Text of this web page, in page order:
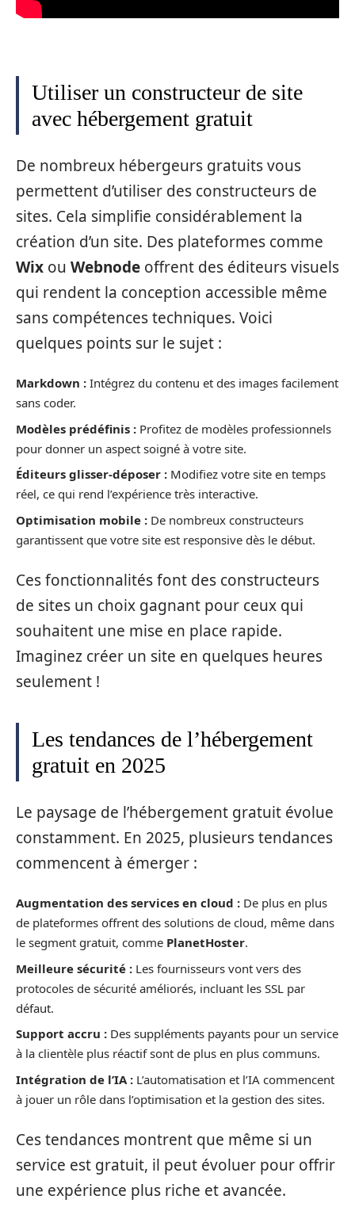
Utiliser un constructeur de site
avec hébergement gratuit
De nombreux hébergeurs gratuits vous
permettent d’utiliser des constructeurs de
sites. Cela simplifie considérablement la
création d’un site. Des plateformes comme
Wix ou Webnode offrent des éditeurs visuels
qui rendent la conception accessible même
sans compétences techniques. Voici
quelques points sur le sujet :
Markdown : Intégrez du contenu et des images facilement
sans coder.
Modèles prédéfinis : Profitez de modèles professionnels
pour donner un aspect soigné à votre site.
Éditeurs glisser-déposer : Modifiez votre site en temps
réel, ce qui rend l’expérience très interactive.
Optimisation mobile : De nombreux constructeurs
garantissent que votre site est responsive dès le début.
Ces fonctionnalités font des constructeurs
de sites un choix gagnant pour ceux qui
souhaitent une mise en place rapide.
Imaginez créer un site en quelques heures
seulement !
Les tendances de l’hébergement
gratuit en 2025
Le paysage de l’hébergement gratuit évolue
constamment. En 2025, plusieurs tendances
commencent à émerger :
Augmentation des services en cloud : De plus en plus
de plateformes offrent des solutions de cloud, même dans
le segment gratuit, comme PlanetHoster.
Meilleure sécurité : Les fournisseurs vont vers des
protocoles de sécurité améliorés, incluant les SSL par
défaut.
Support accru : Des suppléments payants pour un service
à la clientèle plus réactif sont de plus en plus communs.
Intégration de l’IA : L’automatisation et l’IA commencent
à jouer un rôle dans l’optimisation et la gestion des sites.
Ces tendances montrent que même si un
service est gratuit, il peut évoluer pour offrir
une expérience plus riche et avancée.